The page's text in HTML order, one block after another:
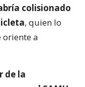
colisionado
, quien lo
oriente a
de la